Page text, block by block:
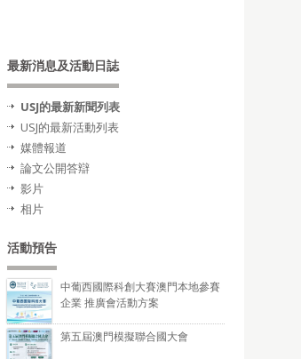
最新消息及活動日誌
USJ的最新新聞列表
USJ的最新活動列表
媒體報道
論文公開答辯
影片
相片
活動預告
中葡西國際科創大賽澳門本地參賽
企業 推廣會活動方案
第五屆澳門模擬聯合國大會